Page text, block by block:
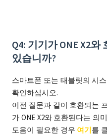
Q4: 기기가 ONE X2
있습니까?
스마트폰 또는 태블릿의 시
확인하십시오.
이전 질문과 같이 호환되는
가 ONE X2와 호환된다는 의
도움이 필요한 경우 여기를